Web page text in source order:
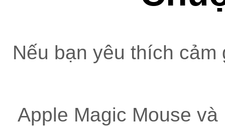
Nếu bạn yêu thích
Apple Magic Mouse